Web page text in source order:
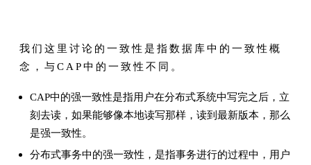
我们这里讨论的一致性是指数据库中的一致性概
念，与CAP中的一致性不同。
CAP中的强一致性是指用户在分布式系统中写完之后，立
刻去读，如果能够像本地读写那样，读到最新版本，那么
是强一致性。
分布式事务中的强一致性，是指事务进行的过程中，用户